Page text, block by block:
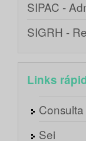
SIPAC -
SIGRH -
Links
Sei